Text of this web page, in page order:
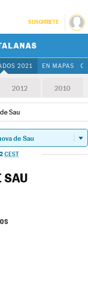
SUSCRÍBETE
2021 EN MAPAS
2012 2010
Sau
CEST
SAU